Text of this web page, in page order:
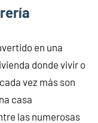
en una
donde vivir o
vez más son
casa
las numerosas